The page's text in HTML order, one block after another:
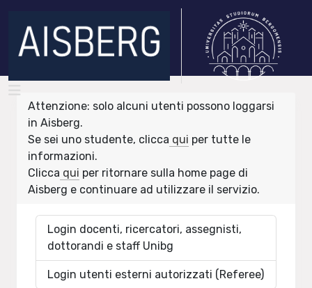
Attenzione: solo alcuni utenti possono loggarsi
in Aisberg.
Se sei uno studente, clicca qui per tutte le
informazioni.
Clicca qui per ritornare sulla home page di
Aisberg e continuare ad utilizzare il servizio.
Login docenti, ricercatori, assegnisti,
dottorandi e staff Unibg
Login utenti esterni autorizzati (Referee)